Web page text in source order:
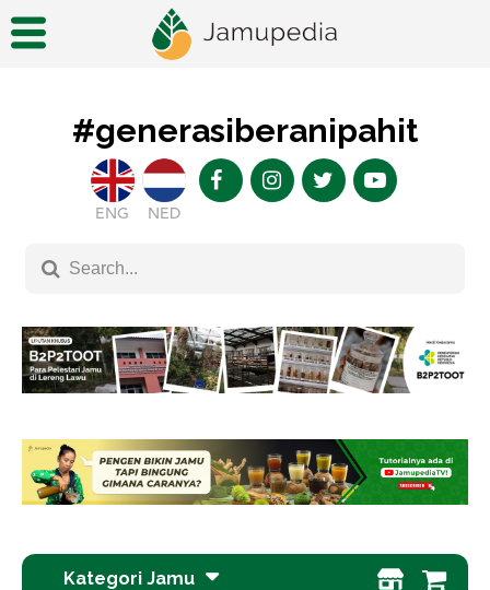
#generasiberanipahit
ENG NED
Kategori Jamu